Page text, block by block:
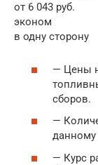
от 6 043 руб.
эконом
в одну сторону
— Цены
сборов.
—
данному
— Курс